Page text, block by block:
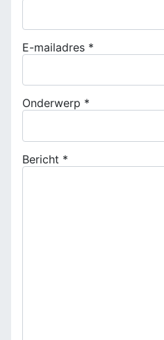
E-mailadres *
Onderwerp *
Bericht *